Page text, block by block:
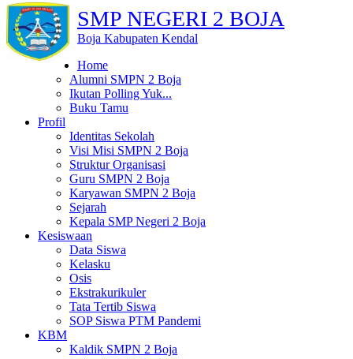
SMP NEGERI 2 BOJA
Boja Kabupaten Kendal
Home
Alumni SMPN 2 Boja
Ikutan Polling Yuk...
Buku Tamu
Profil
Identitas Sekolah
Visi Misi SMPN 2 Boja
Struktur Organisasi
Guru SMPN 2 Boja
Karyawan SMPN 2 Boja
Sejarah
Kepala SMP Negeri 2 Boja
Kesiswaan
Data Siswa
Kelasku
Osis
Ekstrakurikuler
Tata Tertib Siswa
SOP Siswa PTM Pandemi
KBM
Kaldik SMPN 2 Boja